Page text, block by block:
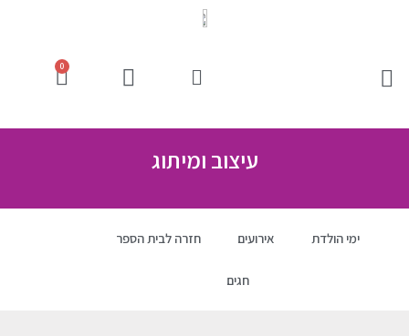
0
עיצוב ומיתוג
ימי הולדת אירועים חזרה לבית הספר
חגים